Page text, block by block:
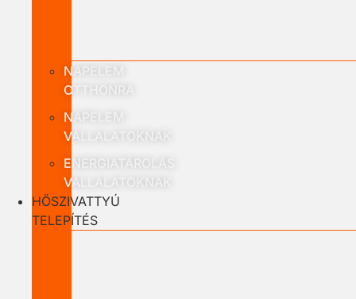
NAPELEM
OTTHONRA
NAPELEM
VÁLLALATOKNAK
ENERGIATÁROLÁS
VÁLLALATOKNAK
HŐSZIVATTYÚ
TELEPÍTÉS